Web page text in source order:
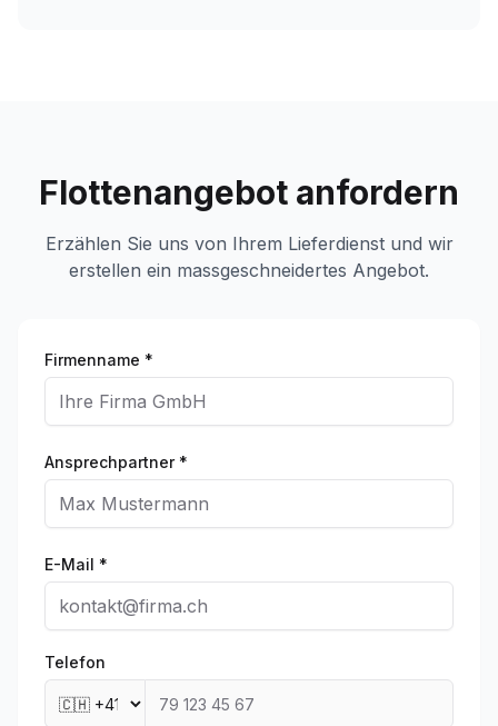
Flottenangebot anfordern
Erzählen Sie uns von Ihrem Lieferdienst und wir
erstellen ein massgeschneidertes Angebot.
Firmenname *
Ansprechpartner *
E-Mail *
Telefon